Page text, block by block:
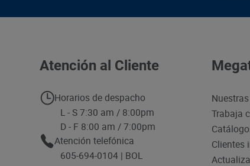
Atención al Cliente
Horarios de despacho
L - S 7:30 am / 8:00pm
D - F 8:00 am / 7:00pm
Atención telefónica
605-694-0104 | BOL
Trabaja
Clientes